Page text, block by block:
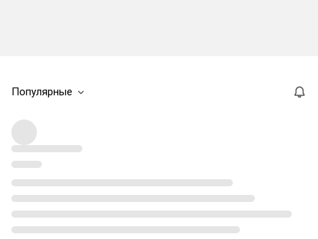
Популярные